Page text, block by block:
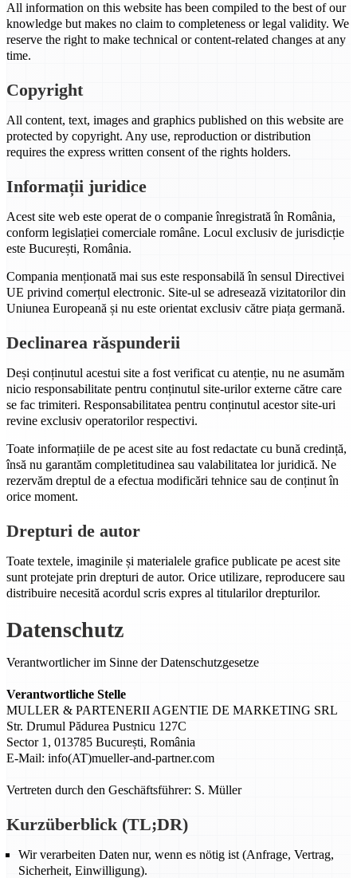
All information on this website has been compiled to the best of our
knowledge but makes no claim to completeness or legal validity. We
reserve the right to make technical or content-related changes at any
time.
Copyright
All content, text, images and graphics published on this website are
protected by copyright. Any use, reproduction or distribution
requires the express written consent of the rights holders.
Informații juridice
Acest site web este operat de o companie înregistrată în România,
conform legislației comerciale române. Locul exclusiv de jurisdicție
este București, România.
Compania menționată mai sus este responsabilă în sensul Directivei
UE privind comerțul electronic. Site-ul se adresează vizitatorilor din
Uniunea Europeană și nu este orientat exclusiv către piața germană.
Declinarea răspunderii
Deși conținutul acestui site a fost verificat cu atenție, nu ne asumăm
nicio responsabilitate pentru conținutul site-urilor externe către care
se fac trimiteri. Responsabilitatea pentru conținutul acestor site-uri
revine exclusiv operatorilor respectivi.
Toate informațiile de pe acest site au fost redactate cu bună credință,
însă nu garantăm completitudinea sau valabilitatea lor juridică. Ne
rezervăm dreptul de a efectua modificări tehnice sau de conținut în
orice moment.
Drepturi de autor
Toate textele, imaginile și materialele grafice publicate pe acest site
sunt protejate prin drepturi de autor. Orice utilizare, reproducere sau
distribuire necesită acordul scris expres al titularilor drepturilor.
Datenschutz
Verantwortlicher im Sinne der Datenschutzgesetze
Verantwortliche Stelle
MULLER & PARTENERII AGENTIE DE MARKETING SRL
Str. Drumul Pădurea Pustnicu 127C
Sector 1, 013785 București, România
E-Mail: info(AT)mueller-and-partner.com
Vertreten durch den Geschäftsführer: S. Müller
Kurzüberblick (TL;DR)
Wir verarbeiten Daten nur, wenn es nötig ist (Anfrage, Vertrag,
Sicherheit, Einwilligung).